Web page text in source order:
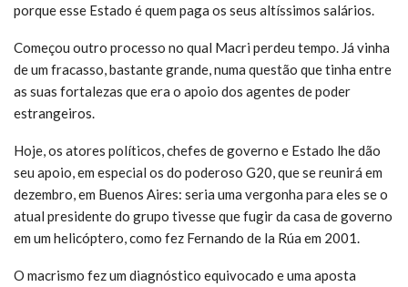
porque esse Estado é quem paga os seus altíssimos salários.
Começou outro processo no qual Macri perdeu tempo. Já vinha
de um fracasso, bastante grande, numa questão que tinha entre
as suas fortalezas que era o apoio dos agentes de poder
estrangeiros.
Hoje, os atores políticos, chefes de governo e Estado lhe dão
seu apoio, em especial os do poderoso G20, que se reunirá em
dezembro, em Buenos Aires: seria uma vergonha para eles se o
atual presidente do grupo tivesse que fugir da casa de governo
em um helicóptero, como fez Fernando de la Rúa em 2001.
O macrismo fez um diagnóstico equivocado e uma aposta